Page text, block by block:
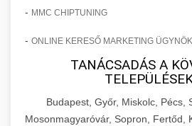
- MMC CHIPTUNING
- ONLINE KERESŐ MARKETING
TANÁCSADÁS A
Budapest, Győr, Miskolc, Pécs,
Mosonmagyaróvár, Sopron, Fertőd,